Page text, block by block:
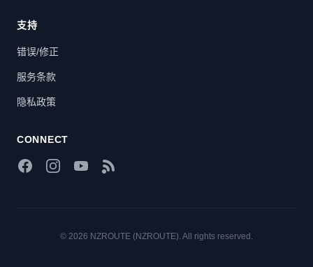
支持
错误/修正
服务条款
隐私政策
CONNECT
FacebookInstagramYouTubeRSS Feed
© 2026 NZROUTE (NZROUTE). All rights reserved.